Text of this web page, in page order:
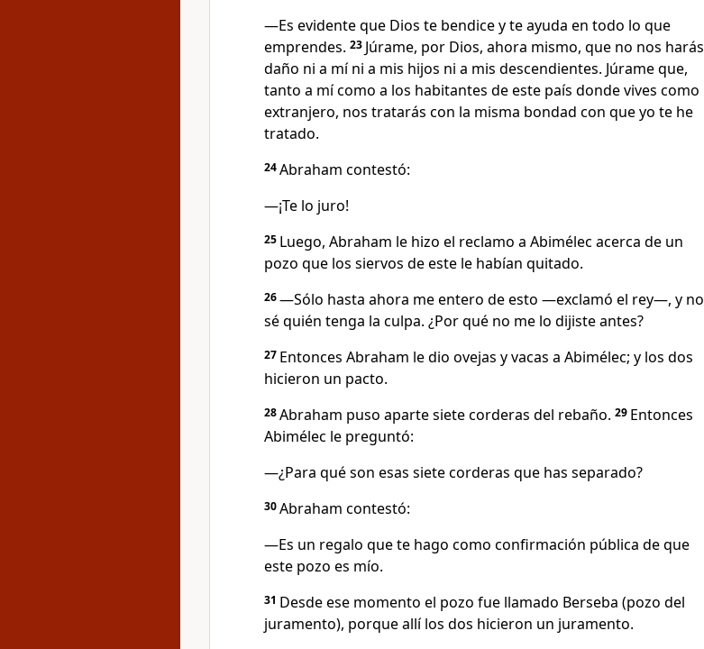
―Es evidente que Dios te bendice y te ayuda en todo lo que
emprendes. 23 Júrame, por Dios, ahora mismo, que no nos harás
daño ni a mí ni a mis hijos ni a mis descendientes. Júrame que,
tanto a mí como a los habitantes de este país donde vives como
extranjero, nos tratarás con la misma bondad con que yo te he
tratado.
24Abraham contestó:
―¡Te lo juro!
25 Luego, Abraham le hizo el reclamo a Abimélec acerca de un
pozo que los siervos de este le habían quitado.
26―Sólo hasta ahora me entero de esto —exclamó el rey—, y no
sé quién tenga la culpa. ¿Por qué no me lo dijiste antes?
27 Entonces Abraham le dio ovejas y vacas a Abimélec; y los dos
hicieron un pacto.
28Abraham puso aparte siete corderas del rebaño. 29 Entonces
Abimélec le preguntó:
―¿Para qué son esas siete corderas que has separado?
30Abraham contestó:
―Es un regalo que te hago como confirmación pública de que
este pozo es mío.
31 Desde ese momento el pozo fue llamado Berseba (pozo del
juramento), porque allí los dos hicieron un juramento.